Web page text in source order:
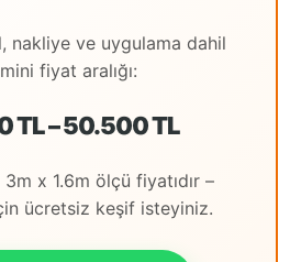
nakliye ve uygulama dahil
fiyat aralığı:
TL – 50.500 TL
x 1.6m ölçü fiyatıdır –
ücretsiz keşif isteyiniz.